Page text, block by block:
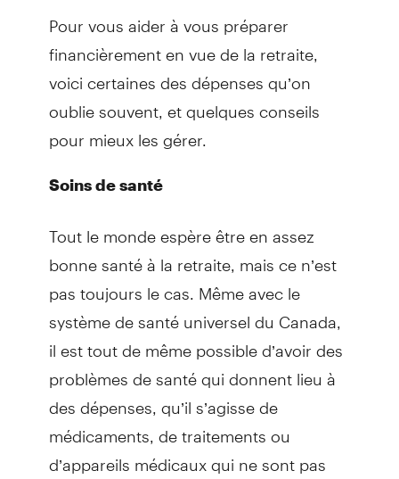
Pour vous aider à vous préparer
financièrement en vue de la retraite,
voici certaines des dépenses qu’on
oublie souvent, et quelques conseils
pour mieux les gérer.
Soins de santé
Tout le monde espère être en assez
bonne santé à la retraite, mais ce n’est
pas toujours le cas. Même avec le
système de santé universel du Canada,
il est tout de même possible d’avoir des
problèmes de santé qui donnent lieu à
des dépenses, qu’il s’agisse de
médicaments, de traitements ou
d’appareils médicaux qui ne sont pas